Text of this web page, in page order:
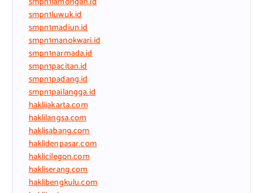
smpn1luwuk.id
smpn1madiun.id
smpn1manokwari.id
smpn1narmada.id
smpn1pacitan.id
smpn1padang.id
smpn1pailangga.id
haklijakarta.com
haklilangsa.com
haklisabang.com
haklidenpasar.com
haklicilegon.com
hakliserang.com
haklibengkulu.com